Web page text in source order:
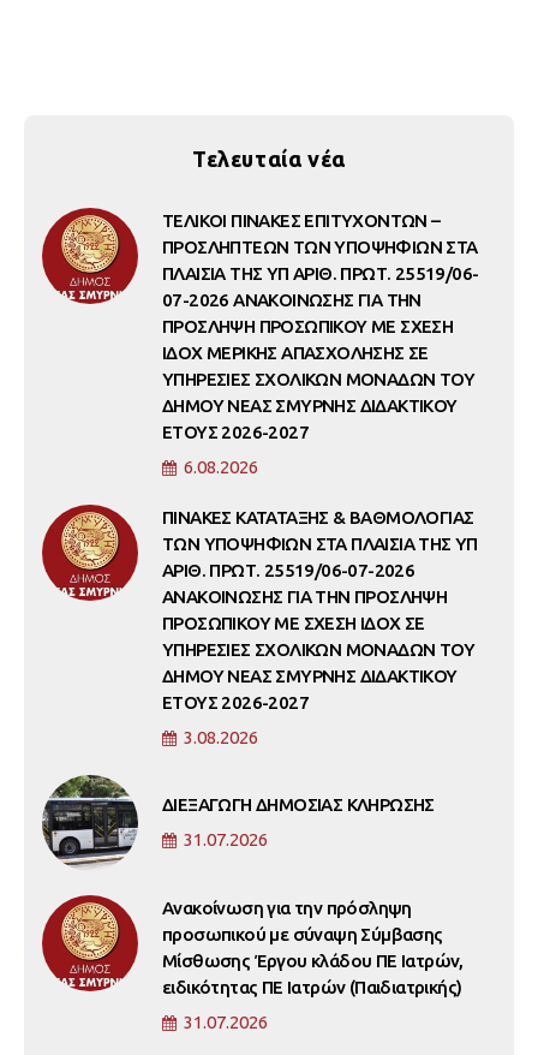
Τελευταία νέα
ΤΕΛΙΚΟΙ ΠΙΝΑΚΕΣ ΕΠΙΤΥΧΟΝΤΩΝ –
ΠΡΟΣΛΗΠΤΕΩΝ ΤΩΝ ΥΠΟΨΗΦΙΩΝ ΣΤΑ
ΠΛΑΙΣΙΑ ΤΗΣ ΥΠ ΑΡΙΘ. ΠΡΩΤ. 25519/06-
07-2026 ΑΝΑΚΟΙΝΩΣΗΣ ΓΙΑ ΤΗΝ
ΠΡΟΣΛΗΨΗ ΠΡΟΣΩΠΙΚΟΥ ΜΕ ΣΧΕΣΗ
ΙΔΟΧ ΜΕΡΙΚΗΣ ΑΠΑΣΧΟΛΗΣΗΣ ΣΕ
ΥΠΗΡΕΣΙΕΣ ΣΧΟΛΙΚΩΝ ΜΟΝΑΔΩΝ ΤΟΥ
ΔΗΜΟΥ ΝΕΑΣ ΣΜΥΡΝΗΣ ΔΙΔΑΚΤΙΚΟΥ
ΕΤΟΥΣ 2026-2027
6.08.2026
ΠΙΝΑΚΕΣ ΚΑΤΑΤΑΞΗΣ & ΒΑΘΜΟΛΟΓΙΑΣ
ΤΩΝ ΥΠΟΨΗΦΙΩΝ ΣΤΑ ΠΛΑΙΣΙΑ ΤΗΣ ΥΠ
ΑΡΙΘ. ΠΡΩΤ. 25519/06-07-2026
ΑΝΑΚΟΙΝΩΣΗΣ ΓΙΑ ΤΗΝ ΠΡΟΣΛΗΨΗ
ΠΡΟΣΩΠΙΚΟΥ ΜΕ ΣΧΕΣΗ ΙΔΟΧ ΣΕ
ΥΠΗΡΕΣΙΕΣ ΣΧΟΛΙΚΩΝ ΜΟΝΑΔΩΝ ΤΟΥ
ΔΗΜΟΥ ΝΕΑΣ ΣΜΥΡΝΗΣ ΔΙΔΑΚΤΙΚΟΥ
ΕΤΟΥΣ 2026-2027
3.08.2026
ΔΙΕΞΑΓΩΓΗ ΔΗΜΟΣΙΑΣ ΚΛΗΡΩΣΗΣ
31.07.2026
Ανακοίνωση για την πρόσληψη
προσωπικού με σύναψη Σύμβασης
Μίσθωσης Έργου κλάδου ΠΕ Ιατρών,
ειδικότητας ΠΕ Ιατρών (Παιδιατρικής)
31.07.2026